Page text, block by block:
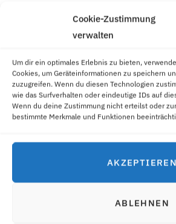
Cookie-Zustimmung
verwalten
Um dir ein optimales Erlebnis zu bieten,
Cookies, um Geräteinformationen zu speichern
zuzugreifen. Wenn du diesen Technologien
wie das Surfverhalten oder eindeutige IDs auf
Wenn du deine Zustimmung nicht erteilst oder
bestimmte Merkmale und Funktionen
AKZEPTIEREN
ABLEHNEN
das Amazon-Partnerprogramm, das
die Original-Produktfotos zur
gleich zu bestellen. Wenn du über
kaufst, bekomme ich eine kleine
für dich ändert sich der Preis jedoch
Informationen klicke bittehier!